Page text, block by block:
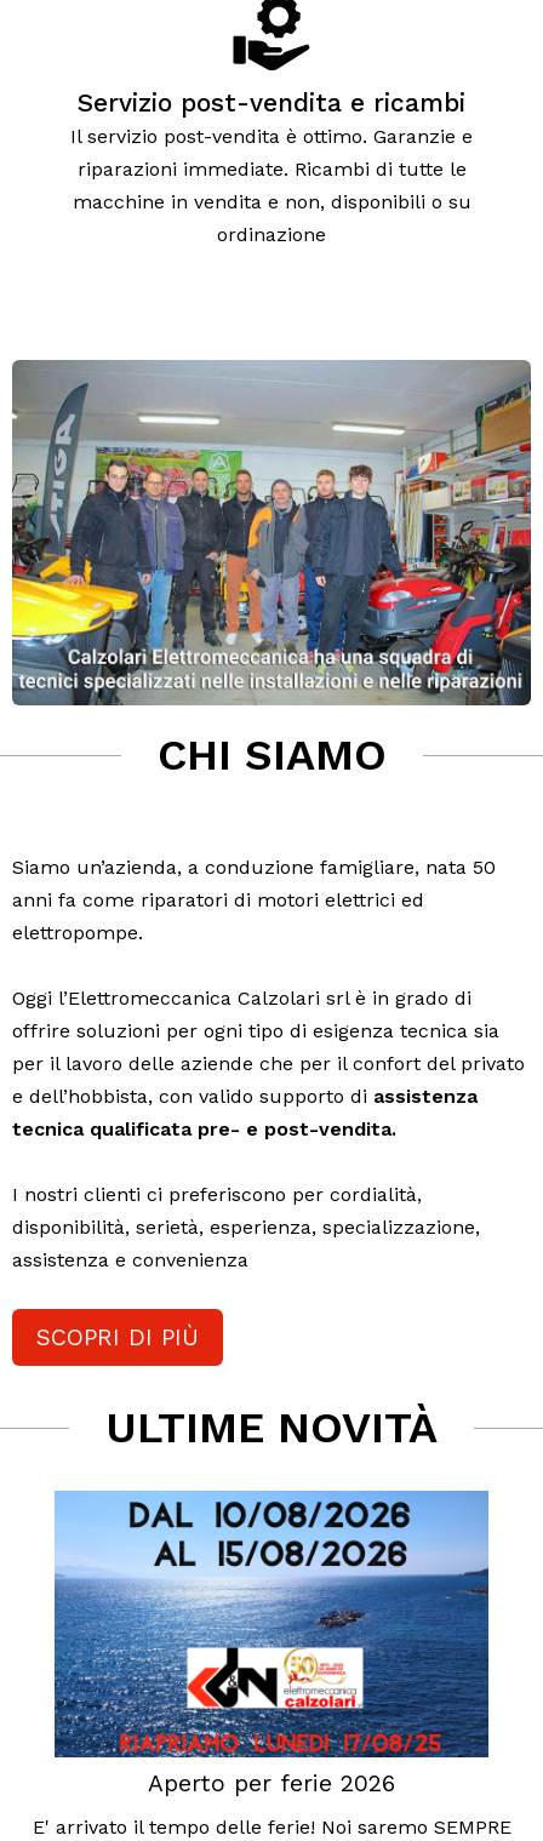
Servizio post-vendita e ricambi
Il servizio post-vendita è ottimo. Garanzie e
riparazioni immediate. Ricambi di tutte le
macchine in vendita e non, disponibili o su
ordinazione
CHI SIAMO
Siamo un’azienda, a conduzione famigliare, nata 50
anni fa come riparatori di motori elettrici ed
elettropompe.
Oggi l’Elettromeccanica Calzolari srl è in grado di
offrire soluzioni per ogni tipo di esigenza tecnica sia
per il lavoro delle aziende che per il confort del privato
e dell’hobbista, con valido supporto di assistenza
tecnica qualificata pre- e post-vendita.
I nostri clienti ci preferiscono per cordialità,
disponibilità, serietà, esperienza, specializzazione,
assistenza e convenienza
SCOPRI DI PIÙ
ULTIME NOVITÀ
Aperto per ferie 2026
E' arrivato il tempo delle ferie! Noi saremo SEMPRE